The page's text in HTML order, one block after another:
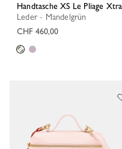
Handtasche XS Le Pliage Xtra
Leder - Mandelgrün
CHF 460,00